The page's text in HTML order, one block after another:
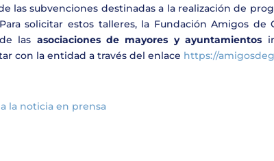
las subvenciones destinadas a la realización de
solicitar estos talleres, la Fundación Amigos
las asociaciones de mayores y ayuntamientos
con la entidad a través del enlace https://
la noticia en prensa